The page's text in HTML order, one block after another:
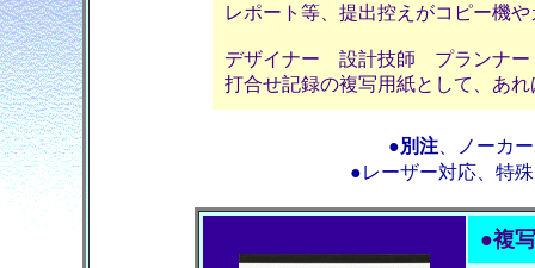
レポート等、提出控えがコピー機
デザイナー 設計技師 プランナ
打合せ記録の複写用紙として、あ
●別注 、ノーカ
●レーザー対応、特
●複